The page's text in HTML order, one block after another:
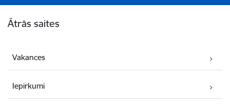
Ātrās saites
Vakances
Iepirkumi